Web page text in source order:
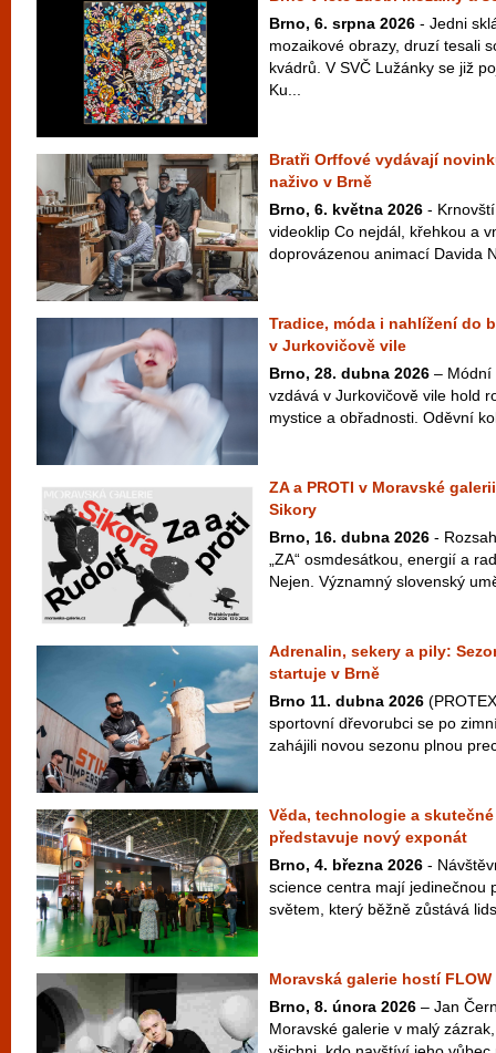
Brno, 6. srpna 2026 - Jedni
mozaikové obrazy, druzí tesali
kvádrů. V SVČ Lužánky se již
Ku...
Bratři Orffové vydávají
naživo v Brně
Brno, 6. května 2026 -
videoklip Co nejdál, křehkou a
doprovázenou animací Davida
Tradice, móda i nahlížení do
v Jurkovičově vile
Brno, 28. dubna 2026 – Módní
vzdává v Jurkovičově vile hold
mystice a obřadnosti. Oděvní
ZA a PROTI v Moravské
Sikory
Brno, 16. dubna 2026 -
„ZA“ osmdesátkou, energií a
Nejen. Významný slovenský
Adrenalin, sekery a pily:
startuje v Brně
Brno 11. dubna 2026
sportovní dřevorubci se po
zahájili novou sezonu plnou
Věda, technologie a
představuje nový exponát
Brno, 4. března 2026 -
science centra mají jedinečnou
světem, který běžně zůstává
Moravská galerie hostí FLOW
Brno, 8. února 2026 – Jan
Moravské galerie v malý